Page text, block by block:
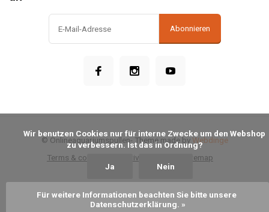
Abonnieren
Terms & conditions Privacy Policy Sitemap
© Onlineaquariumspullen- Theme made by Webdinge
zu verbessern. Ist das in Ordnung?
Ja Nein
Für weitere Informationen beachten Sie bitte unsere
Datenschutzerklärung. »